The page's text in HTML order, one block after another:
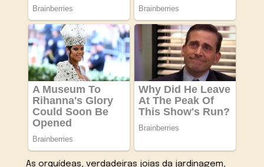
As orquídeas, verdadeiras joias da jardinagem,